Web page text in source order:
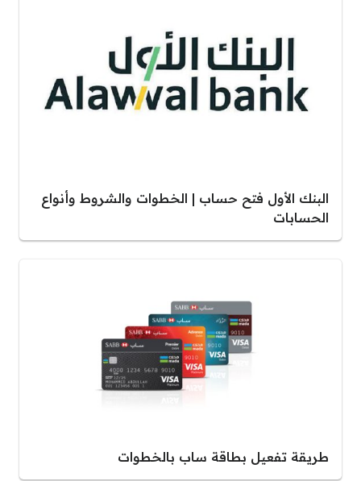
البنك الأول فتح حساب | الخطوات والشروط وأنواع
الحسابات
طريقة تفعيل بطاقة ساب بالخطوات